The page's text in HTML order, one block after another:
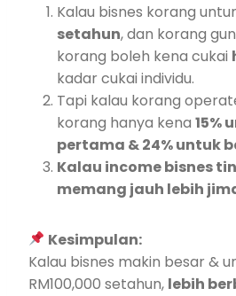
Kalau bisnes korang
setahun, dan korang
korang boleh kena cukai
kadar cukai individu.
Tapi kalau korang
korang hanya kena 15%
pertama & 24% untuk
Kalau income bisnes
memang jauh lebih
Kesimpulan:
Kalau bisnes makin besar &
RM100,000 setahun, lebih